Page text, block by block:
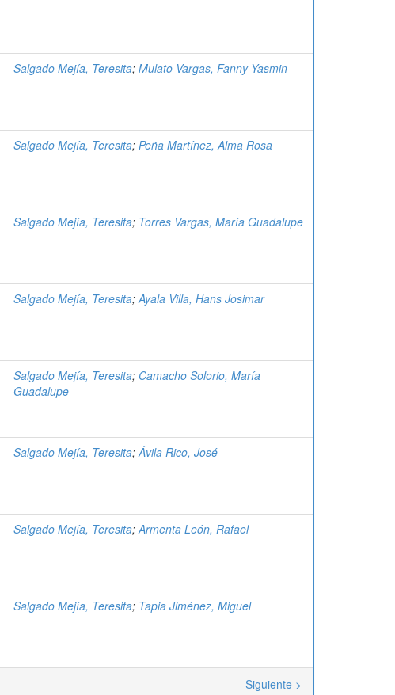
Salgado Mejía, Teresita; Mulato Vargas, Fanny Yasmin
Salgado Mejía, Teresita; Peña Martínez, Alma Rosa
Salgado Mejía, Teresita; Torres Vargas, María Guadalupe
Salgado Mejía, Teresita;Ayala Villa, Hans Josimar
Salgado Mejía, Teresita; Camacho Solorio, María
Guadalupe
Salgado Mejía, Teresita;Ávila Rico, José
Salgado Mejía, Teresita;Armenta León, Rafael
Salgado Mejía, Teresita; Tapia Jiménez, Miguel
Siguiente >